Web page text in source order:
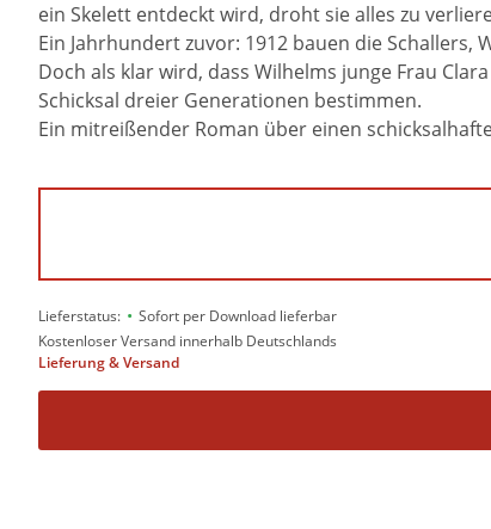
ein Skelett entdeckt wird, droht sie alles zu
Ein Jahrhundert zuvor: 1912 bauen die
Doch als klar wird, dass Wilhelms junge Frau
Schicksal dreier Generationen bestimmen.
Ein mitreißender Roman über einen
Lieferstatus: • Sofort per Download lieferbar
Kostenloser Versand innerhalb Deutschlands
Lieferung & Versand